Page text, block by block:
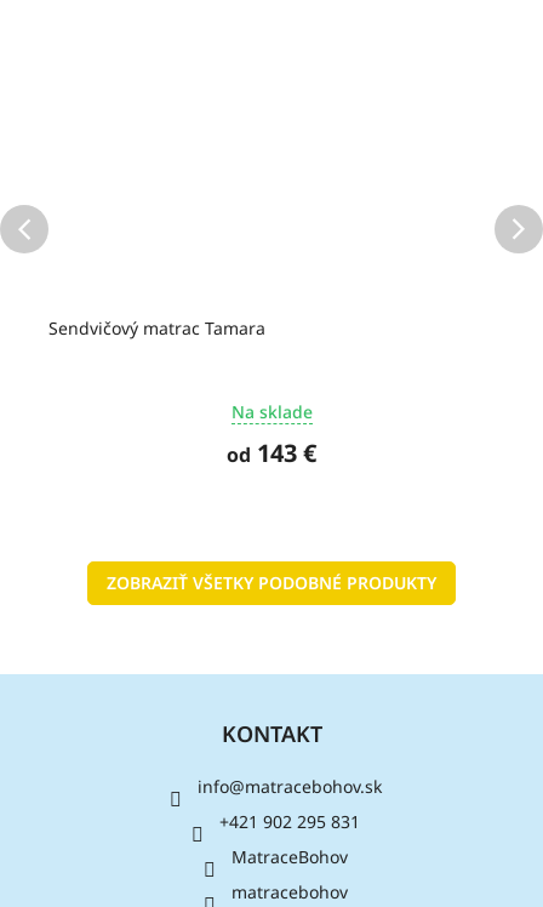
Sendvičový matrac Tamara
Na sklade
od 143 €
ZOBRAZIŤ VŠETKY PODOBNÉ PRODUKTY
Z
KONTAKT
info@matracebohov.sk
+421 902 295 831
MatraceBohov
matracebohov